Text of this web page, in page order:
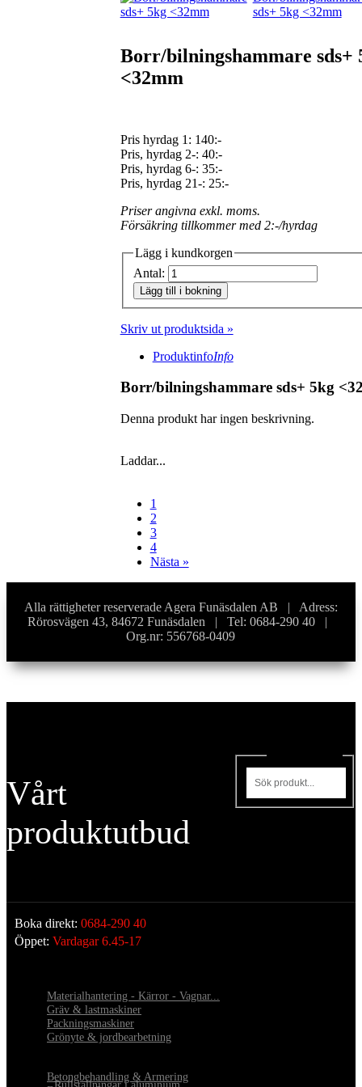
sds+ 5kg <32mm
Borr/bilningshammare sds+
<32mm
Pris hyrdag 1: 140:-
Pris, hyrdag 2-: 40:-
Pris, hyrdag 6-: 35:-
Pris, hyrdag 21-: 25:-
Priser angivna exkl. moms.
Försäkring tillkommer med 2:-/hyrdag
Lägg i kundkorgen
Antal:
Lägg till i bokning
Skriv ut produktsida »
ProduktinfoInfo
Borr/bilningshammare sds+ 5kg
Denna produkt har ingen beskrivning.
Laddar...
1
2
3
4
Nästa »
Alla rättigheter reserverade Agera Funäsdalen AB | Adress:
Rörosvägen 43, 84672 Funäsdalen | Tel: 0684-290 40 |
Org.nr: 556768-0409
Vårt
produktutbud
Boka direkt: 0684-290 40
Öppet: Vardagar 6.45-17
Materialhantering - Kärror - Vagnar...
Gräv & lastmaskiner
Packningsmaskiner
Grönyte & jordbearbetning
Betongbehandling & Armering